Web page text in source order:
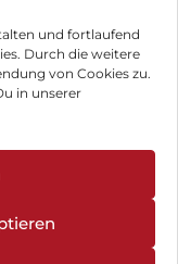
und fortlaufend
Durch die weitere
von Cookies zu.
in unserer